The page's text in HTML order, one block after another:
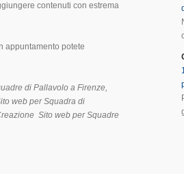
contenuti con estrema
appuntamento potete
di Pallavolo a Firenze,
web perSquadra di
Sito web perSquadre